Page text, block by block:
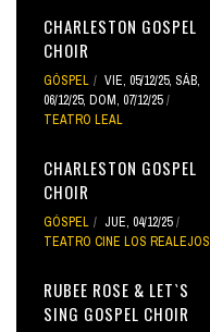
CHARLESTON GOSPEL
CHOIR
GÓSPEL VIE, 05/12/25, SÁB,
06/12/25, DOM, 07/12/25
TEATRO LEAL
CHARLESTON GOSPEL
CHOIR
GÓSPEL
JUE, 04/12/25
TEATRO CINE LOS REALEJOS
RUBEE ROSE & LET`S
SING GOSPEL CHOIR